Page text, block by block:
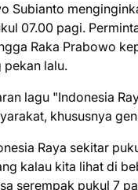
Subianto
07.00 pagi.
Raka Prabowo
pekan lalu.
lagu "Indonesia
khususnya
Raya sekitar
kalau kita lihat di
serempak pukul 7